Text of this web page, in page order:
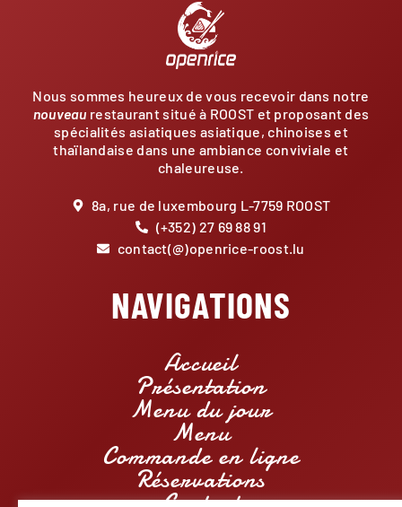
Nous sommes heureux de vous recevoir dans notre
nouveau restaurant situé à ROOST et proposant des
spécialités asiatiques asiatique, chinoises et
thaïlandaise dans une ambiance conviviale et
chaleureuse.
8a, rue de luxembourg L-7759 ROOST
(+352) 27 69 88 91
contact(@)openrice-roost.lu
NAVIGATIONS
Accueil
Présentation
Menu du jour
Menu
Commande en ligne
Réservations